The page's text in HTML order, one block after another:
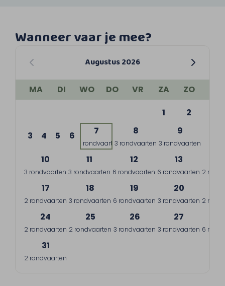
Wanneer vaar je mee?
Augustus 2026
MA DI WO DO VR ZA
ZO
1
2
3 4 5 6 7
1 rondvaart
8
3 rondvaarten
9
3 rondvaarten
10
3 rondvaarten
11
3 rondvaarten
12
6 rondvaarten
13
6 rondvaarten 2
17
2 rondvaarten
18
3 rondvaarten
19
6 rondvaarten
20
3 rondvaarten 2
24
2 rondvaarten
25
2 rondvaarten
26
3 rondvaarten
27
3 rondvaarten 6
31
2 rondvaarten